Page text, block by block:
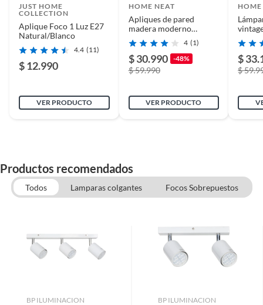
Alto 32 cm
Largo del cable 15 cm
Color Natural
Voltaje 220 V
ampolletas/tubos
JUST HOME
COLLECTION
Aplique Foco 1 Luz E27
Natural/Blanco
4.4 (11)
$ 12.990
VER PRODUCTO
HOME NEAT
Apliques de pared
madera moderno
creativo lámpara e27
Blanco
4 (1)
$ 30.990 -48%
$ 59.990
VER PRODUCTO
blanco
$
$
Productos recomendados
Todos Lamparas colgantes Focos Sobrepuestos
BP ILUMINACION BP ILUMINACION